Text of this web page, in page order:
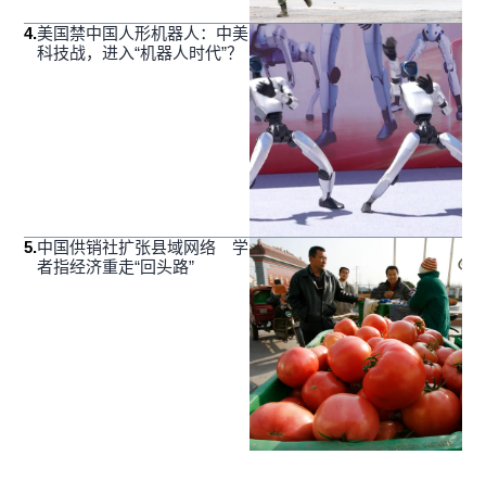
4.美国禁中国人形机器人：中美
科技战，进入“机器人时代”？
5.中国供销社扩张县域网络 学
者指经济重走“回头路”